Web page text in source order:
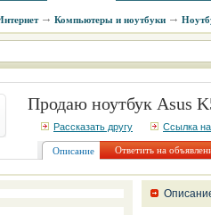
Компьютеры и ноутбуки
Продаю ноутбук Asus
Рассказать другу Ссылка
Описание Ответить на